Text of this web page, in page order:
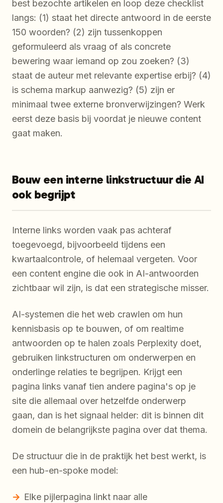
best bezochte artikelen en loop deze checklist
langs: (1) staat het directe antwoord in de eerste
150 woorden? (2) zijn tussenkoppen
geformuleerd als vraag of als concrete
bewering waar iemand op zou zoeken? (3)
staat de auteur met relevante expertise erbij? (4)
is schema markup aanwezig? (5) zijn er
minimaal twee externe bronverwijzingen? Werk
eerst deze basis bij voordat je nieuwe content
gaat maken.
Bouw een interne linkstructuur die AI
ook begrijpt
Interne links worden vaak pas achteraf
toegevoegd, bijvoorbeeld tijdens een
kwartaalcontrole, of helemaal vergeten. Voor
een content engine die ook in AI-antwoorden
zichtbaar wil zijn, is dat een strategische misser.
AI-systemen die het web crawlen om hun
kennisbasis op te bouwen, of om realtime
antwoorden op te halen zoals Perplexity doet,
gebruiken linkstructuren om onderwerpen en
onderlinge relaties te begrijpen. Krijgt een
pagina links vanaf tien andere pagina's op je
site die allemaal over hetzelfde onderwerp
gaan, dan is het signaal helder: dit is binnen dit
domein de belangrijkste pagina over dat thema.
De structuur die in de praktijk het best werkt, is
een hub-en-spoke model:
Elke pijlerpagina linkt naar alle